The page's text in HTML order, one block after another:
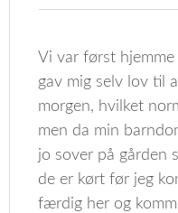
Vi var først
gav mig selv lov til
morgen, hvilket
men da min
jo sover på gården
de er kørt før jeg
færdig her og